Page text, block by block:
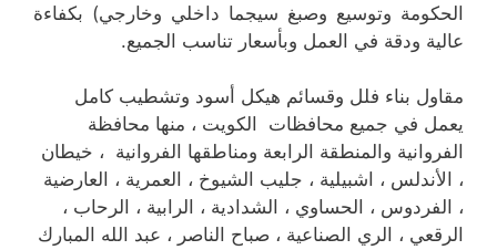
الحكومة وتوسيع وصبغ سيجما داخلي وخارجي) بكفاءة
عالية ودقة في العمل وبأسعار تناسب الجميع.
مقاول بناء فلل وقسائم هيكل أسود وتشطيب كامل
يعمل في جميع محافظات الكويت ، منها محافظة
الفروانية والمنطقة الرابعة ومناطقها الفروانية ، خيطان
، الأندلس ، اشبيلية ، جليب الشيوخ ، العمرية ، العارضية
، الفردوس ، الحساوي ، الشدادية ، الرابية ، الرحاب ،
الرقعي ، الري الصناعية ، صباح الناصر ، عبد الله المبارك